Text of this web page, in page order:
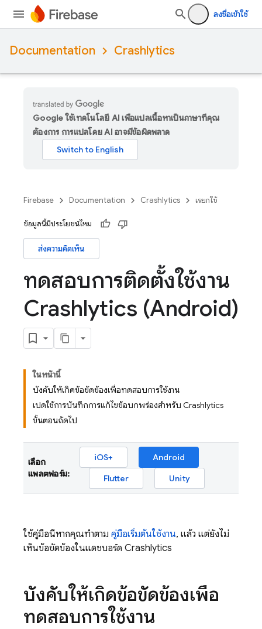
ลงชื่อเข้าใช้
Documentation Crashlytics
Google ใช้เทคโนโลยี AI เพื่อแปลเนื้อหาเป็นภาษาที่คุณ
ต้องการ การแปลโดย AI อาจมีข้อผิดพลาด
Firebase Documentation Crashlytics เรียกใช้
ข้อมูลนี้มีประโยชน์ไหม
ส่งความคิดเห็น
ทดสอบการติดตั้งใช้งาน
Crashlytics (Android)
ในหน้านี้
บังคับให้เกิดข้อขัดข้องเพื่อทดสอบการใช้งาน
เปิดใช้การบันทึกการแก้ไขข้อบกพร่องสำหรับ Crashlytics
ขั้นตอนถัดไป
เลือก
แพลตฟอร์ม:
iOS+
Android
Flutter
Unity
ใช้คู่มือนี้หากคุณทำตาม คู่มือเริ่มต้นใช้งาน, แล้ว แต่ยังไม่
เห็นข้อขัดข้องในแดชบอร์ด Crashlytics
บังคับให้เกิดข้อขัดข้องเพื่อ
ทดสอบการใช้งาน